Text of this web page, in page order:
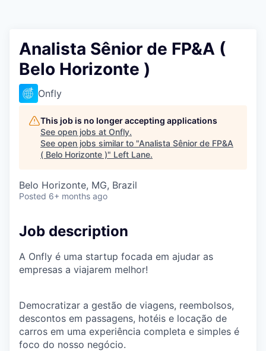
Analista Sênior de FP&A (
Belo Horizonte )
Onfly
This job is no longer accepting applications
See open jobs at Onfly.
See open jobs similar to "Analista Sênior de FP&A
( Belo Horizonte )" Left Lane.
Belo Horizonte, MG, Brazil
Posted 6+ months ago
Job description
A Onfly é uma startup focada em ajudar as
empresas a viajarem melhor!
Democratizar a gestão de viagens, reembolsos,
descontos em passagens, hotéis e locação de
carros em uma experiência completa e simples é
foco do nosso negócio.